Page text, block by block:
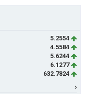
5.2554
4.5584
5.6244
6.1277
632.7824